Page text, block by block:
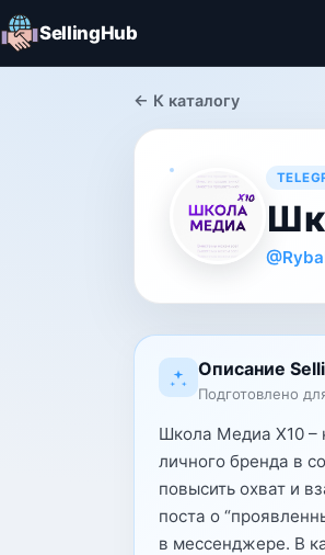
SellingHub
← К каталогу
Описание
Подготовлено
Школа Медиа Х10 –
личного бренда в
повысить охват и
поста о
в мессенджере. В